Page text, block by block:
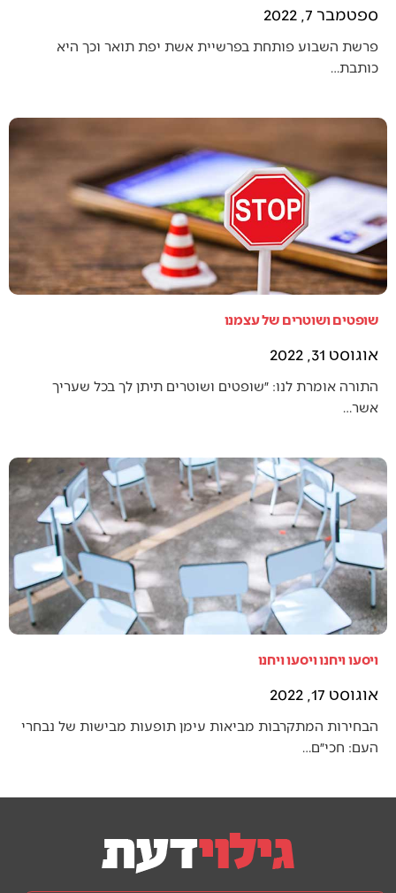
ספטמבר 7, 2022
פרשת השבוע פותחת בפרשיית אשת יפת תואר וכך היא
כותבת…
שופטים ושוטרים של עצמנו
אוגוסט 31, 2022
התורה אומרת לנו: ״שופטים ושוטרים תיתן לך בכל שעריך
אשר…
ויסעו ויחנו ויסעו ויחנו
אוגוסט 17, 2022
הבחירות המתקרבות מביאות עימן תופעות מבישות של נבחרי
העם: חכי״ם…